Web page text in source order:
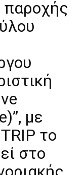
παροχής
με
το
στο